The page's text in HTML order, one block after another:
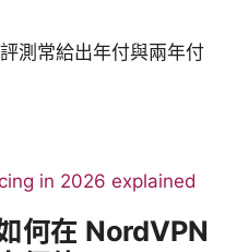
測常給出年付與兩年付
in 2026 explained
何在 NordVPN